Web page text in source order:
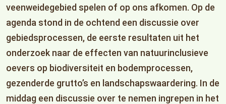
veenweidegebied spelen of op ons afkomen. Op de
agenda stond in de ochtend een discussie over
gebiedsprocessen, de eerste resultaten uit het
onderzoek naar de effecten van natuurinclusieve
oevers op biodiversiteit en bodemprocessen,
gezenderde grutto’s en landschapswaardering. In de
middag een discussie over te nemen ingrepen in het